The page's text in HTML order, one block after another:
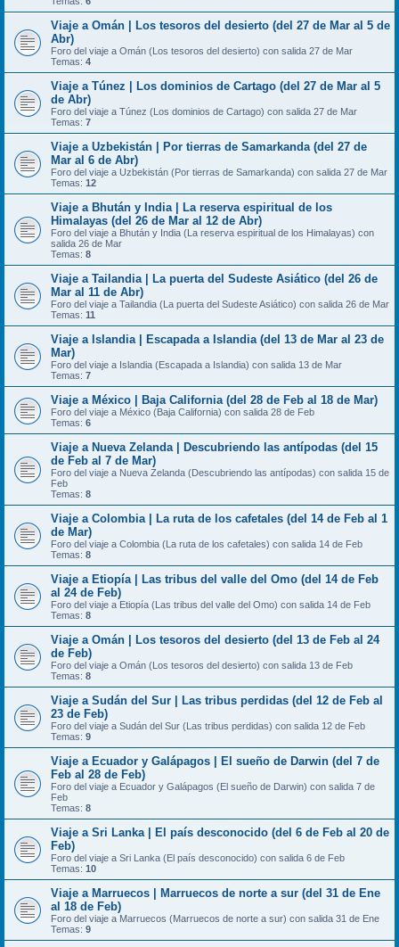
Viaje a Omán | Los tesoros del desierto (del 27 de Mar al 5 de
Abr)
Foro del viaje a Omán (Los tesoros del desierto) con salida 27 de Mar
Temas: 4
Viaje a Túnez | Los dominios de Cartago (del 27 de Mar al 5
de Abr)
Foro del viaje a Túnez (Los dominios de Cartago) con salida 27 de Mar
Temas: 7
Viaje a Uzbekistán | Por tierras de Samarkanda (del 27 de
Mar al 6 de Abr)
Foro del viaje a Uzbekistán (Por tierras de Samarkanda) con salida 27 de Mar
Temas: 12
Viaje a Bhután y India | La reserva espiritual de los
Himalayas (del 26 de Mar al 12 de Abr)
Foro del viaje a Bhután y India (La reserva espiritual de los Himalayas) con
salida 26 de Mar
Temas: 8
Viaje a Tailandia | La puerta del Sudeste Asiático (del 26 de
Mar al 11 de Abr)
Foro del viaje a Tailandia (La puerta del Sudeste Asiático) con salida 26 de Mar
Temas: 11
Viaje a Islandia | Escapada a Islandia (del 13 de Mar al 23 de
Mar)
Foro del viaje a Islandia (Escapada a Islandia) con salida 13 de Mar
Temas: 7
Viaje a México | Baja California (del 28 de Feb al 18 de Mar)
Foro del viaje a México (Baja California) con salida 28 de Feb
Temas: 6
Viaje a Nueva Zelanda | Descubriendo las antípodas (del 15
de Feb al 7 de Mar)
Foro del viaje a Nueva Zelanda (Descubriendo las antípodas) con salida 15 de
Feb
Temas: 8
Viaje a Colombia | La ruta de los cafetales (del 14 de Feb al 1
de Mar)
Foro del viaje a Colombia (La ruta de los cafetales) con salida 14 de Feb
Temas: 8
Viaje a Etiopía | Las tribus del valle del Omo (del 14 de Feb
al 24 de Feb)
Foro del viaje a Etiopía (Las tribus del valle del Omo) con salida 14 de Feb
Temas: 8
Viaje a Omán | Los tesoros del desierto (del 13 de Feb al 24
de Feb)
Foro del viaje a Omán (Los tesoros del desierto) con salida 13 de Feb
Temas: 8
Viaje a Sudán del Sur | Las tribus perdidas (del 12 de Feb al
23 de Feb)
Foro del viaje a Sudán del Sur (Las tribus perdidas) con salida 12 de Feb
Temas: 9
Viaje a Ecuador y Galápagos | El sueño de Darwin (del 7 de
Feb al 28 de Feb)
Foro del viaje a Ecuador y Galápagos (El sueño de Darwin) con salida 7 de
Feb
Temas: 8
Viaje a Sri Lanka | El país desconocido (del 6 de Feb al 20 de
Feb)
Foro del viaje a Sri Lanka (El país desconocido) con salida 6 de Feb
Temas: 10
Viaje a Marruecos | Marruecos de norte a sur (del 31 de Ene
al 18 de Feb)
Foro del viaje a Marruecos (Marruecos de norte a sur) con salida 31 de Ene
Temas: 9